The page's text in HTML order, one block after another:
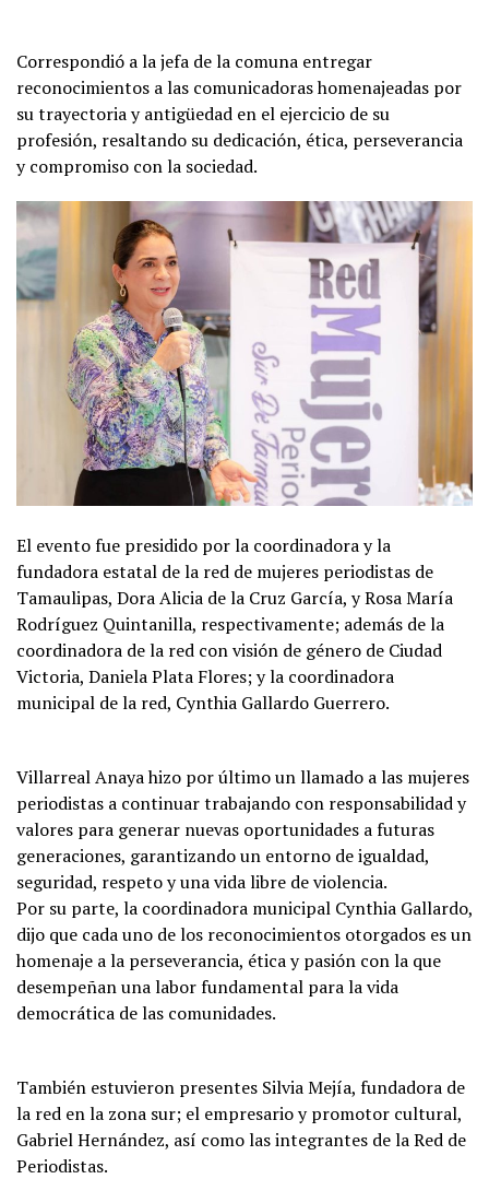
Correspondió a la jefa de la comuna entregar
reconocimientos a las comunicadoras homenajeadas por
su trayectoria y antigüedad en el ejercicio de su
profesión, resaltando su dedicación, ética, perseverancia
y compromiso con la sociedad.
El evento fue presidido por la coordinadora y la
fundadora estatal de la red de mujeres periodistas de
Tamaulipas, Dora Alicia de la Cruz García, y Rosa María
Rodríguez Quintanilla, respectivamente; además de la
coordinadora de la red con visión de género de Ciudad
Victoria, Daniela Plata Flores; y la coordinadora
municipal de la red, Cynthia Gallardo Guerrero.
Villarreal Anaya hizo por último un llamado a las mujeres
periodistas a continuar trabajando con responsabilidad y
valores para generar nuevas oportunidades a futuras
generaciones, garantizando un entorno de igualdad,
seguridad, respeto y una vida libre de violencia.
Por su parte, la coordinadora municipal Cynthia Gallardo,
dijo que cada uno de los reconocimientos otorgados es un
homenaje a la perseverancia, ética y pasión con la que
desempeñan una labor fundamental para la vida
democrática de las comunidades.
También estuvieron presentes Silvia Mejía, fundadora de
la red en la zona sur; el empresario y promotor cultural,
Gabriel Hernández, así como las integrantes de la Red de
Periodistas.